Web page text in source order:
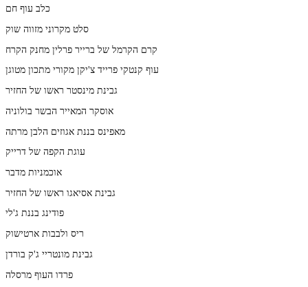
כלב עוף חם
סלט מקרוני מזווה שוק
קרם הקרמל של ברייר פרלין מחנק הקרח
עוף קנטקי פרייד צ'יקן מקורי מתכון מטוגן
גבינת מינסטר ראשו של החזיר
אוסקר המאייר הבשר בולוניה
מאפינס בננת אגוזים הלבן מרתה
עוגת הקפה של דרייק
אוכמניות מדבר
גבינת אסיאגו ראשו של החזיר
פודינג בננת ג'לי
ריס ולבבות ארטישוק
גבינת מונטריי ג'ק בורדן
פרדו העוף מרסלה